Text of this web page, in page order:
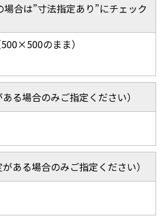
合は”寸法指定あり”にチェック
のまま）
る場合のみご指定ください）
ある場合のみご指定ください）